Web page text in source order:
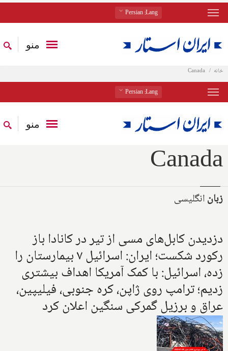
Lang
: Persian
منو
خانه Canada
Lang
: Persian
منو
Canada
زبانانگلیسی
دزدیدن کابل‌های مسی از تیر در کانادا باز
رکورد شکست؛ ایران: اسرائیل ۷ بیمارستان را
زده، اسرائیل: با کمک آمریکا اهداف بیشتری
زدیم؛ ترامپ روی ژاپن، کره جنوبی، فیلیپین،
عراق و برزیل گمرکی سنگین اعلان کرد